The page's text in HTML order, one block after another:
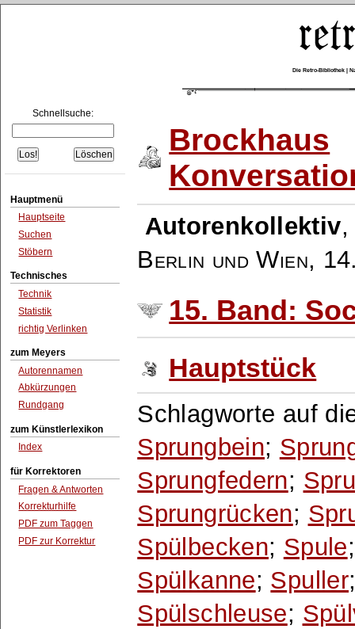
Die Retro-Bibliothek |
Schnellsuche:
Hauptmenü
Hauptseite
Suchen
Stöbern
Technisches
Technik
Statistik
richtig Verlinken
zum Meyers
Autorennamen
Abkürzungen
Rundgang
zum Künstlerlexikon
Index
für Korrektoren
Fragen & Antworten
Korrekturhilfe
PDF zum Taggen
PDF zur Korrektur
Brockhaus
Autorenkollektiv
Berlin und Wien,
15. Band:
Hauptstück
Schlagworte auf
Sprungbein;
Sprungfedern;
Sprungrücken;
Spülbecken; Spule
Spülkanne; Spuller
Spülschleuse;